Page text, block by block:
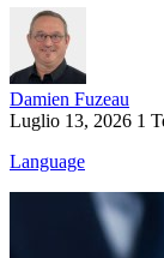
Damien Fuzeau
Luglio 13, 2026 1
Language